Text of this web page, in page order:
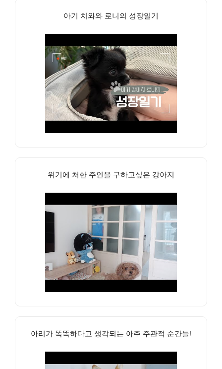
아기 치와와 로니의 성장일기
위기에 처한 주인을 구하고싶은 강아지
아리가 똑똑하다고 생각되는 아주 주관적 순간들!